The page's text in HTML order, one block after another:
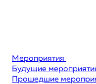
Мероприятия
Будущие
Прошедшие